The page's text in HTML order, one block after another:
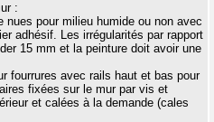
:
nues pour milieu humide ou non avec
adhésif. Les irrégularités par rapport
15 mm et la peinture doit avoir une
fourrures avec rails haut et bas pour
fixées sur le mur par vis et
et calées à la demande (cales